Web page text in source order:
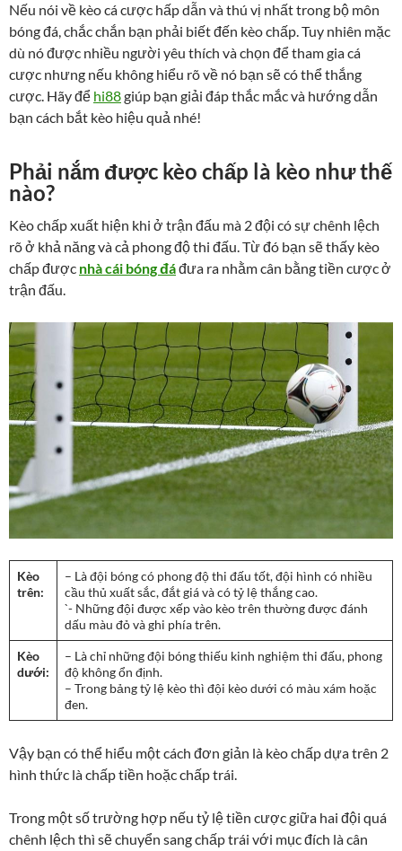
Nếu nói về kèo cá cược hấp dẫn và thú vị nhất trong bộ môn
bóng đá, chắc chắn bạn phải biết đến kèo chấp. Tuy nhiên mặc
dù nó được nhiều người yêu thích và chọn để tham gia cá
cược nhưng nếu không hiểu rõ về nó bạn sẽ có thể thắng
cược. Hãy để hi88giúp bạn giải đáp thắc mắc và hướng dẫn
bạn cách bắt kèo hiệu quả nhé!
Phải nắm được kèo chấp là kèo như thế
nào?
Kèo chấp xuất hiện khi ở trận đấu mà 2 đội có sự chênh lệch
rõ ở khả năng và cả phong độ thi đấu. Từ đó bạn sẽ thấy kèo
chấp được nhà cái bóng đáđưa ra nhằm cân bằng tiền cược ở
trận đấu.
Kèo
trên:
– Là đội bóng có phong độ thi đấu tốt, đội hình có nhiều
cầu thủ xuất sắc, đắt giá và có tỷ lệ thắng cao.
`- Những đội được xếp vào kèo trên thường được đánh
dấu màu đỏ và ghi phía trên.
Kèo
dưới:
– Là chỉ những đội bóng thiếu kinh nghiệm thi đấu, phong
độ không ổn định.
– Trong bảng tỷ lệ kèo thì đội kèo dưới có màu xám hoặc
đen.
Vậy bạn có thể hiểu một cách đơn giản là kèo chấp dựa trên 2
hình thức là chấp tiền hoặc chấp trái.
Trong một số trường hợp nếu tỷ lệ tiền cược giữa hai đội quá
chênh lệch thì sẽ chuyển sang chấp trái với mục đích là cân